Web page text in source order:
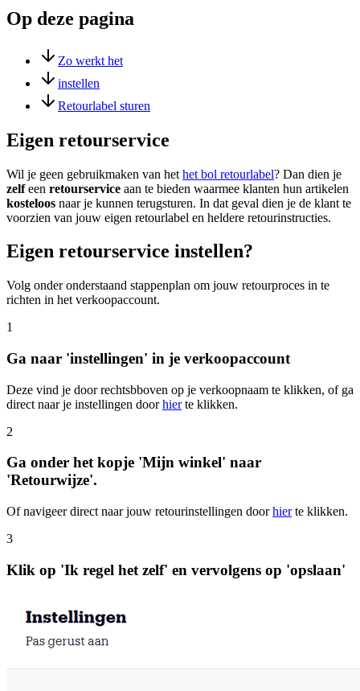
Op deze pagina
Zo werkt het
instellen
Retourlabel sturen
Eigen retourservice
Wil je geen gebruikmaken van het het bol retourlabel? Dan dien je
zelfeen retourservice aan te bieden waarmee klanten hun artikelen
kosteloos naar je kunnen terugsturen. In dat geval dien je de klant te
voorzien van jouw eigen retourlabel en heldere retourinstructies.
Eigen retourservice instellen?
Volg onder onderstaand stappenplan om jouw retourproces in te
richten in het verkoopaccount.
1
Ga naar 'instellingen' in je verkoopaccount
Deze vind je door rechtsbboven op je verkoopnaam te klikken, of ga
direct naar je instellingen doorhierte klikken.
2
Ga onder het kopje 'Mijn winkel' naar
'Retourwijze'.
Of navigeer direct naar jouw retourinstellingen doorhierte klikken.
3
Klik op 'Ik regel het zelf' en vervolgens op 'opslaan'